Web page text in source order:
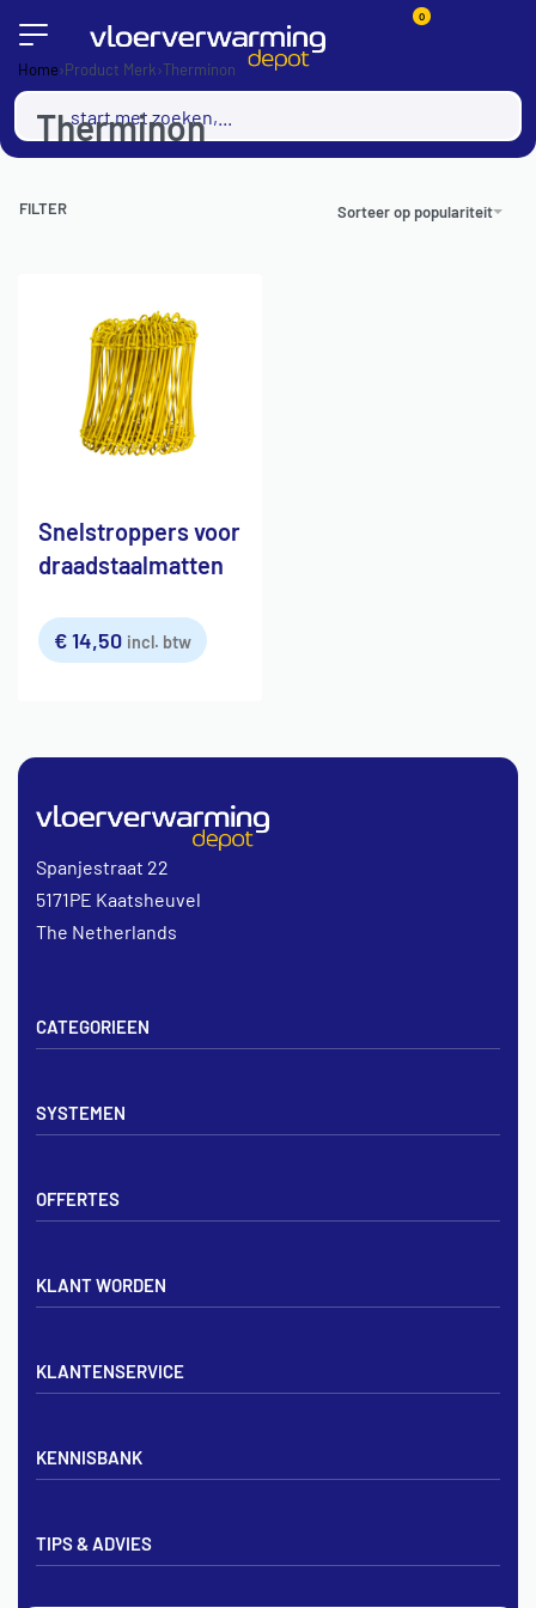
0
Home›Product Merk›Therminon
Therminon
Sorteer op populariteit
FILTER
Snelstroppers voor
draadstaalmatten
€14,50 incl. btw
CATEGORIEEN
Verdelers
Noppenplaten
Draadmatten
SYSTEMEN
Noppenplaat systeem
OFFERTES
Offerte voor vloerverwarming
Vloerverwarming Tilburg
KLANT WORDEN
Aanmelden zakelijk
Spanjestraat 22
5171PE Kaatsheuvel
The Netherlands
KLANTENSERVICE
Zakelijk aanmelden
Bezorgen & afhalen
Privacybeleid
KENNISBANK
Vloerverwarming en radiatoren
TIPS & ADVIES